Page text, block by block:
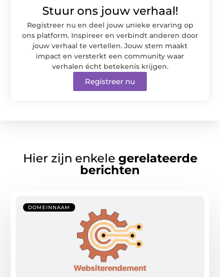
Stuur ons jouw verhaal!
Registreer nu en deel jouw unieke ervaring op
ons platform. Inspireer en verbindt anderen door
jouw verhaal te vertellen. Jouw stem maakt
impact en versterkt een community waar
verhalen écht betekenis krijgen.
Registreer nu
Hier zijn enkele gerelateerde
berichten
DOMEINNAAM